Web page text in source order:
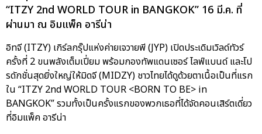
“ITZY 2nd WORLD TOUR in BANGKOK” 16 มี.ค. ที่
ผ่านมา ณ อิมแพ็ค อารีน่า
อิทจี (ITZY) เกิร์ลกรุ๊ปแห่งค่ายเจวายพี (JYP) เปิดประเดิมเวิลด์ทัวร์
ครั้งที่ 2 ขนพลังเต็มเปี่ยม พร้อมกองทัพแดนเซอร์ ไลฟ์แบนด์ และโป
รดักชั่นสุดยิ่งใหญ่ให้มิดจี (MIDZY) ชาวไทยได้ดูด้วยตาเนื้อเป็นที่แรก
ใน “ITZY 2nd WORLD TOUR <BORN TO BE> in
BANGKOK” รวมทั้งเป็นครั้งแรกของพวกเธอที่ได้จัดคอนเสิร์ตเดี่ยว
ที่อิมแพ็ค อารีน่า